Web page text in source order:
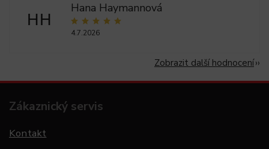
HH
Hana Haymannová
4.7.2026
Zobrazit další hodnocení
Zákaznický servis
Kontakt